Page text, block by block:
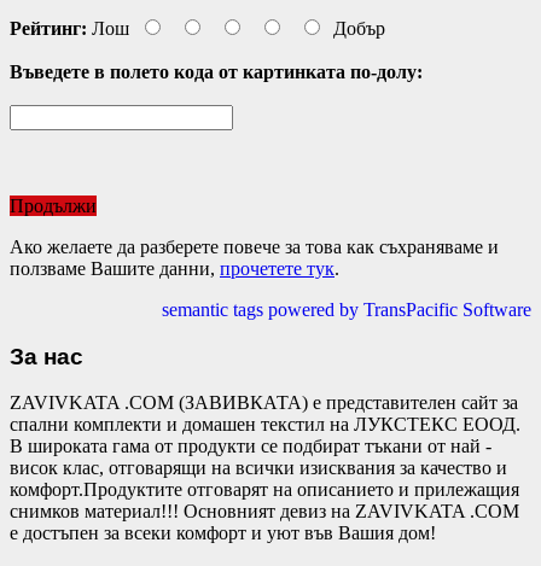
Рейтинг: Лош Добър
Въведете в полето кода от картинката по-долу:
Продължи
Ако желаете да разберете повече за това как съхраняваме и
ползваме Вашите данни, прочетете тук.
semantic tags powered by TransPacific Software
За нас
ZAVIVKATA .COM (ЗАВИВКАТА) е представителен сайт за
спални комплекти и домашен текстил на ЛУКСТЕКС ЕООД.
В широката гама от продукти се подбират тъкани от най -
висок клас, отговарящи на всички изисквания за качество и
комфорт.Продуктите отговарят на описанието и прилежащия
снимков материал!!! Основният девиз на ZAVIVKATA .COM
е достъпен за всеки комфорт и уют във Вашия дом!